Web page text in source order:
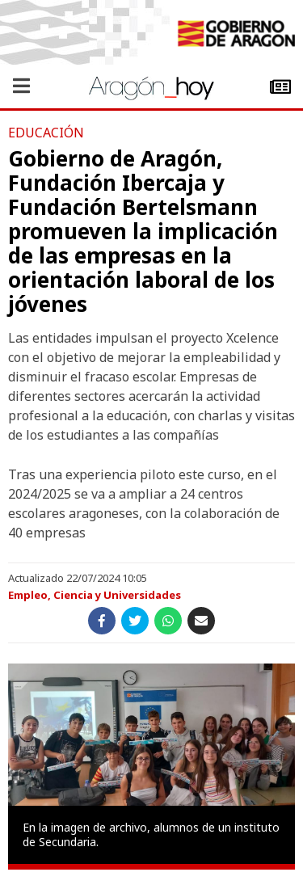
EDUCACIÓN
Gobierno de Aragón,
Fundación Ibercaja y
Fundación Bertelsmann
promueven la implicación
de las empresas en la
orientación laboral de los
jóvenes
Las entidades impulsan el proyecto Xcelence
con el objetivo de mejorar la empleabilidad y
disminuir el fracaso escolar. Empresas de
diferentes sectores acercarán la actividad
profesional a la educación, con charlas y visitas
de los estudiantes a las compañías
Tras una experiencia piloto este curso, en el
2024/2025 se va a ampliar a 24 centros
escolares aragoneses, con la colaboración de
40 empresas
Actualizado 22/07/2024 10:05
Empleo, Ciencia y Universidades
En la imagen de archivo, alumnos de un instituto
de Secundaria.